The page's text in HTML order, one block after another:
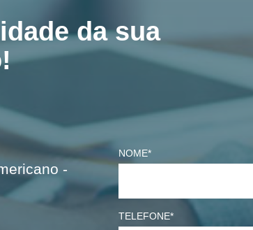
da sua
-
NOME*
TELEFONE*